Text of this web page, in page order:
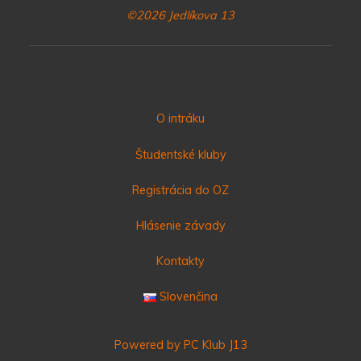
©2026 Jedlíkova 13
O intráku
Študentské kluby
Registrácia do OZ
Hlásenie závady
Kontakty
Slovenčina
Powered by PC Klub J13